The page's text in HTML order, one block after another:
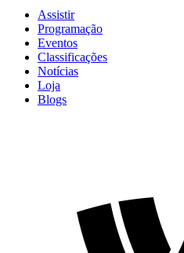
Assistir
Programação
Eventos
Classificações
Notícias
Loja
Blogs